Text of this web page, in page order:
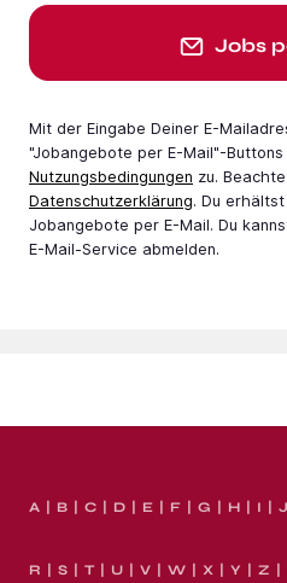
Jobs
Mit der Eingabe Deiner E-
"Jobangebote per E-Mail"-Buttons
Nutzungsbedingungen zu.
Datenschutzerklärung. Du
Jobangebote per E-Mail. Du
E-Mail-Service abmelden.
A B C D E F G H I J
R S T U V W X Y Z